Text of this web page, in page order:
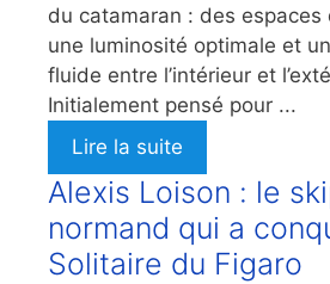
du catamaran : des espaces
une luminosité optimale et
fluide entre l’intérieur et
Initialement pensé pour ...
Lire la suite
Alexis Loison : le
normand qui a
Solitaire du Figaro